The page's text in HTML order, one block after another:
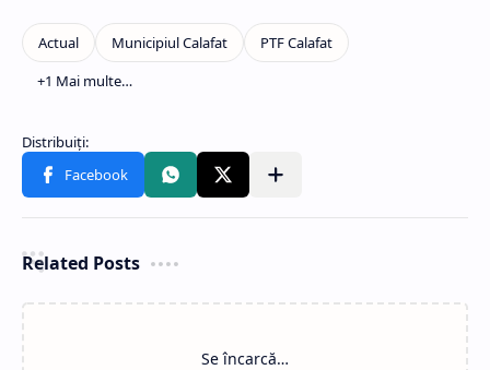
Related Posts
Se încarcă…